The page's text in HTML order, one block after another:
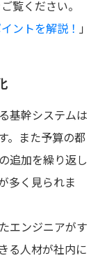
覧ください。
ントを解説！ 」
基幹システムは
。また予算の都
追加を繰り返し
多く見られま
エンジニアがす
る人材が社内に